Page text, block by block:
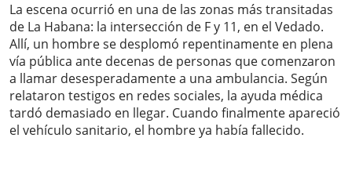
La escena ocurrió en una de las zonas más transitadas
de La Habana: la intersección de F y 11, en el Vedado.
Allí, un hombre se desplomó repentinamente en plena
vía pública ante decenas de personas que comenzaron
a llamar desesperadamente a una ambulancia. Según
relataron testigos en redes sociales, la ayuda médica
tardó demasiado en llegar. Cuando finalmente apareció
el vehículo sanitario, el hombre ya había fallecido.